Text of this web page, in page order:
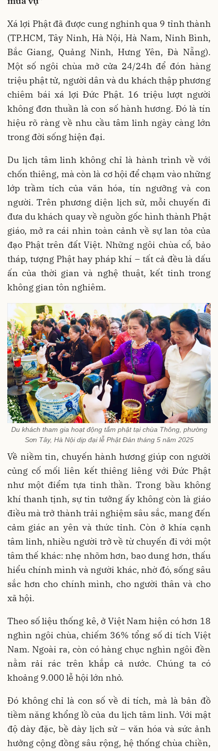
Xá lợi Phật đã được cung nghinh qua 9 tỉnh thành
(TP.HCM, Tây Ninh, Hà Nội, Hà Nam, Ninh Bình,
Bắc Giang, Quảng Ninh, Hưng Yên, Đà Nẵng).
Một số ngôi chùa mở cửa 24/24h để đón hàng
triệu phật tử, người dân và du khách thập phương
chiêm bái xá lợi Đức Phật. 16 triệu lượt người
không đơn thuần là con số hành hương. Đó là tín
hiệu rõ ràng về nhu cầu tâm linh ngày càng lớn
trong đời sống hiện đại.
Du lịch tâm linh không chỉ là hành trình về với
chốn thiêng, mà còn là cơ hội để chạm vào những
lớp trầm tích của văn hóa, tín ngưỡng và con
người. Trên phương diện lịch sử, mỗi chuyến đi
đưa du khách quay về nguồn gốc hình thành Phật
giáo, mở ra cái nhìn toàn cảnh về sự lan tỏa của
đạo Phật trên đất Việt. Những ngôi chùa cổ, bảo
tháp, tượng Phật hay pháp khí – tất cả đều là dấu
ấn của thời gian và nghệ thuật, kết tinh trong
không gian tôn nghiêm.
Du khách tham gia hoạt động tắm phật tại chùa Thông, phường
Sơn Tây, Hà Nội dịp đại lễ Phật Đản tháng 5 năm 2025
Về niềm tin, chuyến hành hương giúp con người
củng cố mối liên kết thiêng liêng với Đức Phật
như một điểm tựa tinh thần. Trong bầu không
khí thanh tịnh, sự tin tưởng ấy không còn là giáo
điều mà trở thành trải nghiệm sâu sắc, mang đến
cảm giác an yên và thức tỉnh. Còn ở khía cạnh
tâm linh, nhiều người trở về từ chuyến đi với một
tâm thế khác: nhẹ nhõm hơn, bao dung hơn, thấu
hiểu chính mình và người khác, nhờ đó, sống sâu
sắc hơn cho chính mình, cho người thân và cho
xã hội.
Theo số liệu thống kê, ở Việt Nam hiện có hơn 18
nghìn ngôi chùa, chiếm 36% tổng số di tích Việt
Nam. Ngoài ra, còn có hàng chục nghìn ngôi đền
nằm rải rác trên khắp cả nước. Chúng ta có
khoảng 9.000 lễ hội lớn nhỏ.
Đó không chỉ là con số về di tích, mà là bản đồ
tiềm năng khổng lồ của du lịch tâm linh. Với mật
độ dày đặc, bề dày lịch sử – văn hóa và sức ảnh
hưởng cộng đồng sâu rộng, hệ thống chùa chiền,